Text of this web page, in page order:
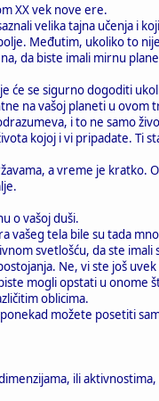
XX vek nove ere.
velika tajna učenja i
Međutim, ukoliko to
da biste imali mirnu
će se sigurno dogoditi
na vašoj planeti u ovom
i to ne samo
kojoj i vi pripadate. Ti
a vreme je kratko.
o vašoj duši.
vašeg tela bile su tada
svetlošću, da ste imali
Ne, vi ste još
mogli opstati u onome
oblicima.
možete posetiti
ili